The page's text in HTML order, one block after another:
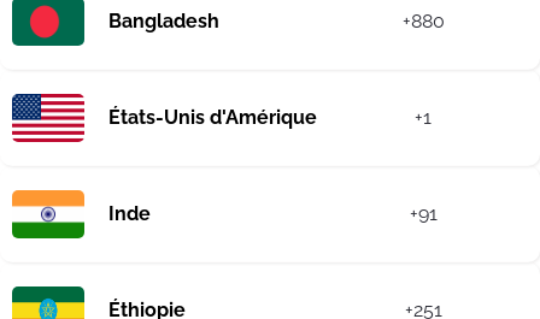
Bangladesh +880
États-Unis d'Amérique +1
Inde +91
Éthiopie +251